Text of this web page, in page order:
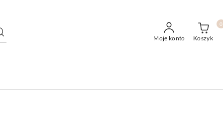
Moje konto Koszyk
0